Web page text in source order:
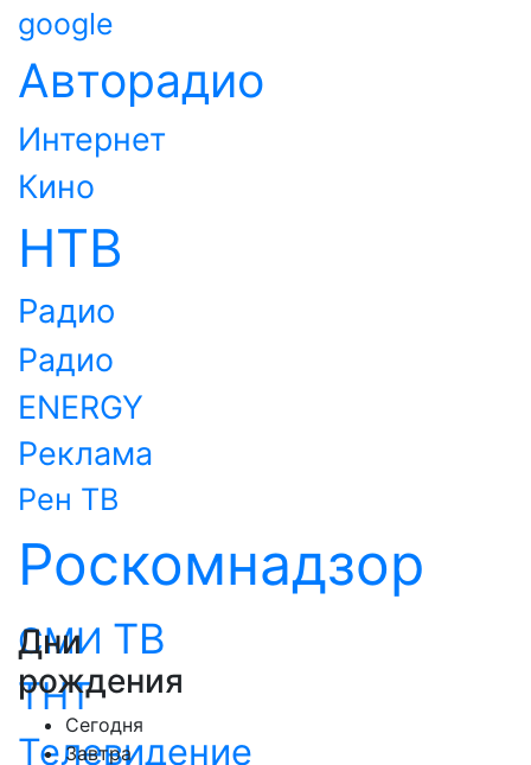
google
Авторадио
Интернет
Кино
НТВ
Радио
Радио
ENERGY
Реклама
Рен ТВ
Роскомнадзор
СМИ ТВ
ТНТ
Телевидение
Дни
рождения
Сегодня
Завтра